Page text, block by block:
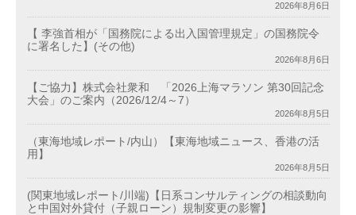
2026年8月6日
【 李強首相が「国務院による出入国管理規定」の国務院令
に署名した】(その他)
2026年8月6日
【ご協力】株式会社衆和 「2026上海マラソン 第30回記念
大会」のご案内（2026/12/4～7）
2026年8月5日
（東海地域レポート/内山）【東海地域ニュース、香港の活
用】
2026年8月5日
(関東地域レポート/川端)【日系コンサルティングの相談動向
と中国対外貸付（子親ローン）規制変更の影響】